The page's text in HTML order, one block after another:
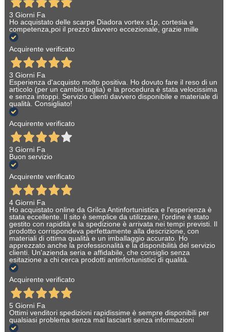
3 Giorni Fa
Ho acquistato delle scarpe Diadora vortex s1p, cortesia e
competenza,poi il prezzo davvero eccezionale, grazie mille
Acquirente verificato
3 Giorni Fa
Esperienza d'acquisto molto positiva. Ho dovuto fare il reso di un
articolo (per un cambio taglia) e la procedura è stata velocissima
e senza intoppi. Servizio clienti davvero disponibile e materiale di
qualità. Consigliato!
Acquirente verificato
3 Giorni Fa
Buon servizio
Acquirente verificato
4 Giorni Fa
Ho acquistato online da Grilca Antinfortunistica e l'esperienza è
stata eccellente. Il sito è semplice da utilizzare, l'ordine è stato
gestito con rapidità e la spedizione è arrivata nei tempi previsti. Il
prodotto corrispondeva perfettamente alla descrizione, con
materiali di ottima qualità e un imballaggio accurato. Ho
apprezzato anche la professionalità e la disponibilità del servizio
clienti. Un'azienda seria e affidabile, che consiglio senza
esitazione a chi cerca prodotti antinfortunistici di qualità.
Acquirente verificato
5 Giorni Fa
Ottimi venditori spedizioni rapidissime è sempre disponibili per
qualsiasi problema senza mai lasciarti senza informazioni